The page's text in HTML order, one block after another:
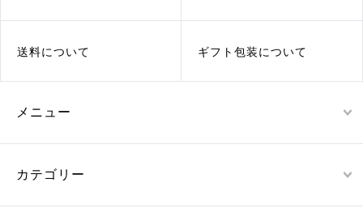
送料について ギフト包装について
メニュー
カテゴリー